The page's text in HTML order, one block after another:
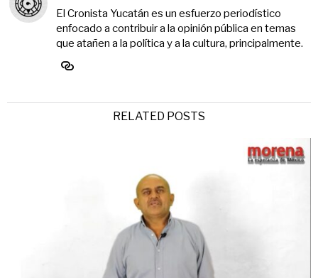
El Cronista Yucatán es un esfuerzo periodístico
enfocado a contribuir a la opinión pública en temas
que atañen a la política y a la cultura, principalmente.
RELATED POSTS